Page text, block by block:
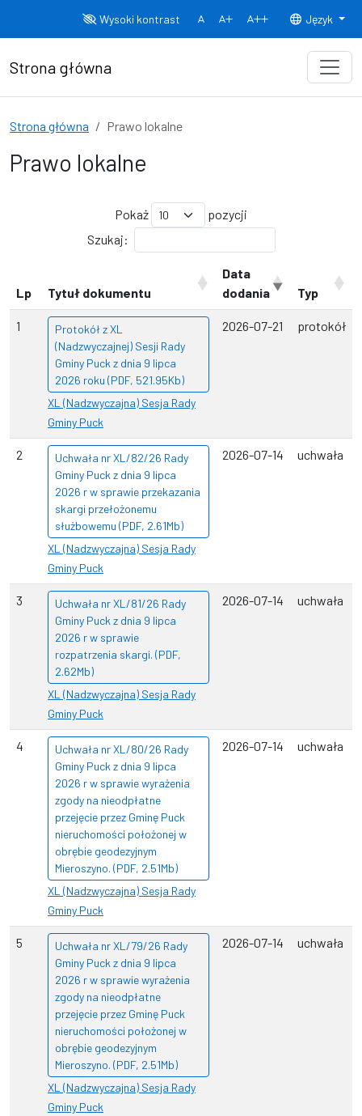
Wysoki kontrast
Normalny rozmiar czcionki
Rozmiar czcionki 150% Rozmiar
Język
Strona główna
Strona główna Prawo lokalne
Prawo lokalne
Pokaż
pozycji
Szukaj:
Lp Tytuł dokumentu
Data
dodania
Typ
1
Protokół z XL
(Nadzwyczajnej) Sesji Rady
Gminy Puck z dnia 9 lipca
2026 roku (PDF, 521.95Kb)
XL (Nadzwyczajna) Sesja Rady
Gminy Puck
2026-07-21 protokół
2
Uchwała nr XL/82/26 Rady
Gminy Puck z dnia 9 lipca
2026 r w sprawie przekazania
skargi przełożonemu
służbowemu (PDF, 2.61Mb)
XL (Nadzwyczajna) Sesja Rady
Gminy Puck
2026-07-14 uchwała
3
Uchwała nr XL/81/26 Rady
Gminy Puck z dnia 9 lipca
2026 r w sprawie
rozpatrzenia skargi. (PDF,
2.62Mb)
XL (Nadzwyczajna) Sesja Rady
Gminy Puck
2026-07-14 uchwała
4
Uchwała nr XL/80/26 Rady
Gminy Puck z dnia 9 lipca
2026 r w sprawie wyrażenia
zgody na nieodpłatne
przejęcie przez Gminę Puck
nieruchomości położonej w
obrębie geodezyjnym
Mieroszyno. (PDF, 2.51Mb)
XL (Nadzwyczajna) Sesja Rady
Gminy Puck
2026-07-14 uchwała
5
Uchwała nr XL/79/26 Rady
Gminy Puck z dnia 9 lipca
2026 r w sprawie wyrażenia
zgody na nieodpłatne
przejęcie przez Gminę Puck
nieruchomości położonej w
obrębie geodezyjnym
Mieroszyno. (PDF, 2.51Mb)
XL (Nadzwyczajna) Sesja Rady
Gminy Puck
2026-07-14 uchwała